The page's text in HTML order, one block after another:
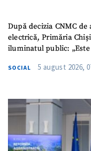
După decizia CNMC
electrică, Primăria
iluminatul public:
SOCIAL 5 august 2026,